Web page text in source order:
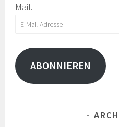
Mail.
E-
Adresse
ABONNIEREN